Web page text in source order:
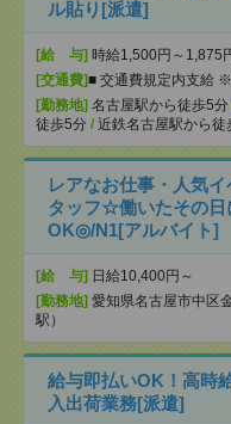
ル貼り[派遣]
[給 与] 時給1,500円～1,875
[交通費]■ 交通費規定内支給
[勤務地] 名古屋駅から徒歩5分
徒歩5分 / 近鉄名古屋駅から徒
レアなお仕事・人気
タッフ☆働いたその日
OK◎/N1[アルバイト]
[給 与] 日給10,400円～
[勤務地] 愛知県名古屋市中区
駅）
給与即払いOK！高時
入出荷業務[派遣]